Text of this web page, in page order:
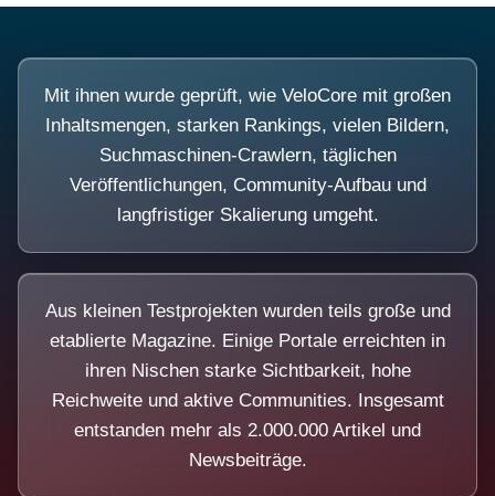
Mit ihnen wurde geprüft, wie VeloCore mit großen
Inhaltsmengen, starken Rankings, vielen Bildern,
Suchmaschinen-Crawlern, täglichen
Veröffentlichungen, Community-Aufbau und
langfristiger Skalierung umgeht.
Aus kleinen Testprojekten wurden teils große und
etablierte Magazine. Einige Portale erreichten in
ihren Nischen starke Sichtbarkeit, hohe
Reichweite und aktive Communities. Insgesamt
entstanden mehr als 2.000.000 Artikel und
Newsbeiträge.